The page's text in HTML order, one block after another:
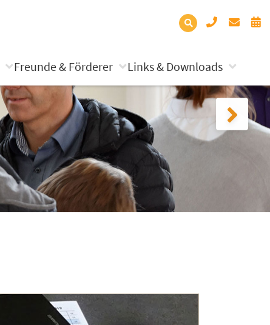
Freunde & Förderer Links & Downloads